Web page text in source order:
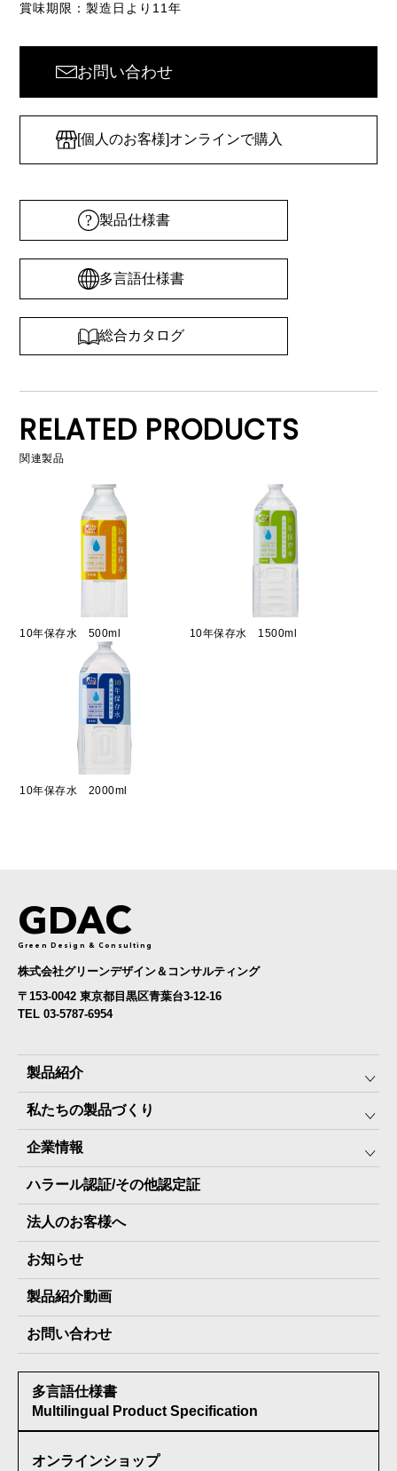
賞味期限：製造日より11年
お問い合わせ
[個人のお客様]オンラインで購入
製品仕様書
多言語仕様書
総合カタログ
RELATED PRODUCTS
関連製品
10年保存水 500ml 10年保存水 1500ml
10年保存水 2000ml
GDAC
Green Design & Consulting
株式会社グリーンデザイン＆コンサルティング
〒153-0042 東京都目黒区青葉台3-12-16
TEL 03-5787-6954
製品紹介
みんなの保存⾷
The Next Dekade10年保存
The Next Dekade7年保存
JARAペットフード7年保存
その他製品
私たちの製品づくり
SDGSへの取り組み
JARA(ペット⽤防災備蓄⾷)について
地産地消パッケージについて
企業情報
社⻑ご挨拶
スタッフ紹介
会社概要
製品納入実績
情報セキュリティ基本方針
受賞歴
ハラール認証/その他認定証
法人のお客様へ
お知らせ
製品紹介動画
お問い合わせ
多言語仕様書
Multilingual Product Specification
オンラインショップ